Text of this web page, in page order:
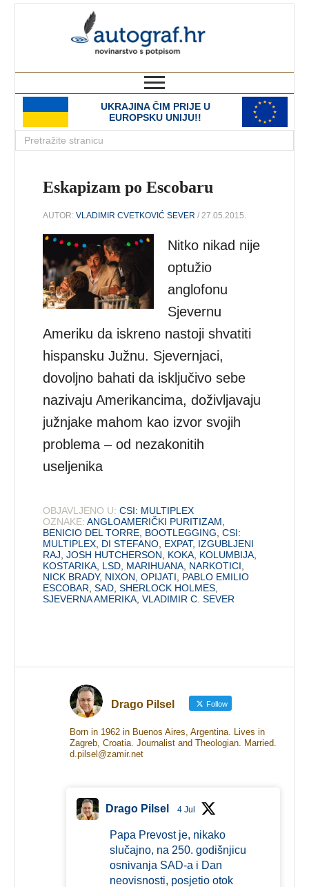
UKRAJINA ČIM PRIJE U
EUROPSKU UNIJU!!
Eskapizam po Escobaru
AUTOR:VLADIMIR CVETKOVIĆ SEVER / 27.05.2015.
Nitko nikad nije
optužio
anglofonu
Sjevernu
Ameriku da iskreno nastoji shvatiti
hispansku Južnu. Sjevernjaci,
dovoljno bahati da isključivo sebe
nazivaju Amerikancima, doživljavaju
južnjake mahom kao izvor svojih
problema – od nezakonitih
useljenika
OBJAVLJENO U: CSI: MULTIPLEX
OZNAKE: ANGLOAMERIČKI PURITIZAM
BENICIO DEL TORRE BOOTLEGGING ,CSI:
MULTIPLEX DI STEFANO EXPAT, IZGUBLJENI
RAJ ,JOSH HUTCHERSON KOKA KOLUMBIJA
KOSTARIKA LSD MARIHUANA NARKOTICI
NICK BRADY, NIXON ,OPIJATI
PABLO EMILIO
ESCOBAR ,SAD ,SHERLOCK HOLMES
SJEVERNA AMERIKA ,VLADIMIR C. SEVER
Drago Pilsel Follow
Born in 1962 in Buenos Aires, Argentina. Lives in
Zagreb, Croatia. Journalist and Theologian. Married.
d.pilsel@zamir.net
Drago Pilsel 4 Jul
Papa Prevost je, nikako
slučajno, na 250. godišnjicu
osnivanja SAD-a i Dan
neovisnosti, posjetio otok